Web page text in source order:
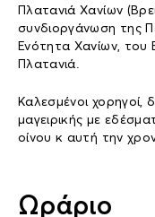
Πλατανιά Χανίων
συνδιοργάνωση της
Ενότητα Χανίων, του
Πλατανιά.
Καλεσμένοι χορηγοί,
μαγειρικής με
οίνου κ αυτή την
Ωράριο